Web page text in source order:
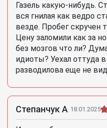
Газель какую-нибудь.
вся гнилая как ведро
везде. Пробег скручен
Цену заломили как за
без мозгов что ли?
идиоты? Уехал оттуда
разводилова еще не
Степанчук А 18.01.2025